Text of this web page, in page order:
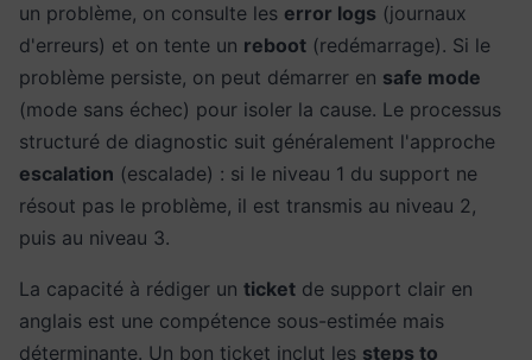
un problème, on consulte les error logs (journaux
d'erreurs) et on tente un reboot (redémarrage). Si le
problème persiste, on peut démarrer en safe mode
(mode sans échec) pour isoler la cause. Le processus
structuré de diagnostic suit généralement l'approche
escalation (escalade) : si le niveau 1 du support ne
résout pas le problème, il est transmis au niveau 2,
puis au niveau 3.
La capacité à rédiger un ticket de support clair en
anglais est une compétence sous-estimée mais
déterminante. Un bon ticket inclut les steps to